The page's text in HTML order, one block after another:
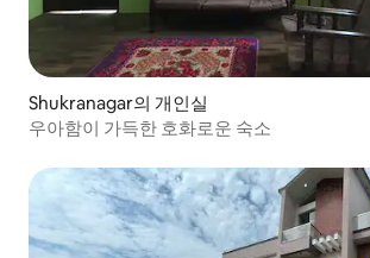
Shukranagar의 개인실
우아함이 가득한 호화로운 숙소